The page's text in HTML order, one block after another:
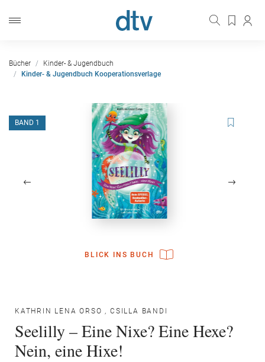
Bücher
Kinder- & Jugendbuch
Kinder- & Jugendbuch Kooperationsverlage
BLICK INS BUCH
BAND 1
KATHRIN LENA ORSO ,CSILLA BANDI
Seelilly – Eine Nixe? Eine Hexe?
Nein, eine Hixe!